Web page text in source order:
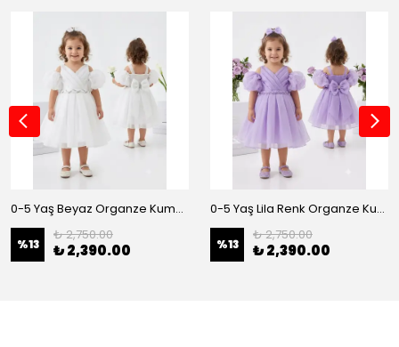
0-5 Yaş Beyaz Organze Kumaş Bel İnci Kemerli Midi Boy Arkası Lastikli Abiye
%13
₺ 2,750.00
₺ 2,390.00
0-5 Yaş Lila Renk Organze Kumaş Bel İnci Kemerli Midi Boy Arkası Lastikli Abiye
%13
₺ 2,750.00
₺ 2,390.00